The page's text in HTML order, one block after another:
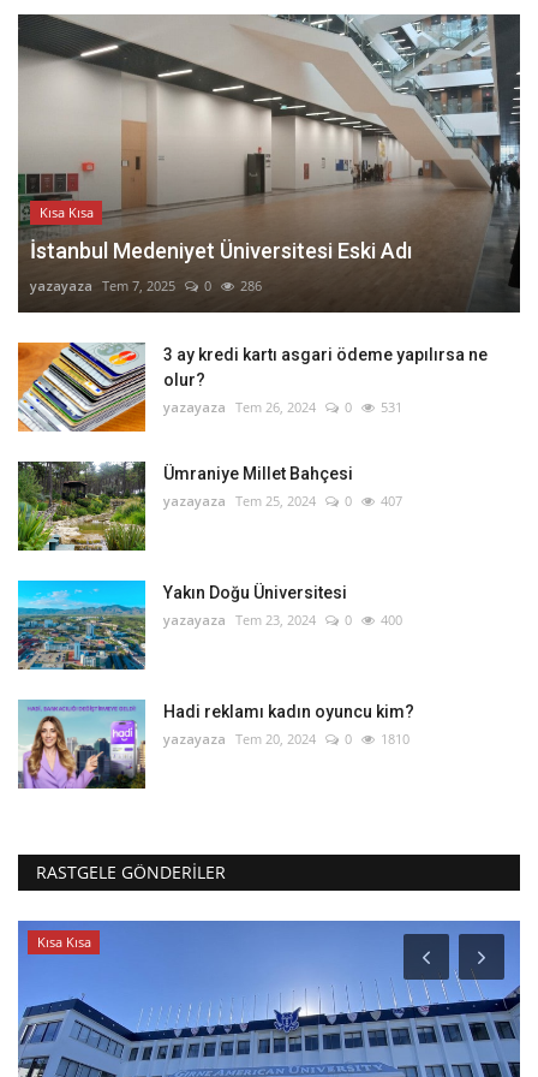
Kısa Kısa
İstanbul Medeniyet Üniversitesi Eski Adı
yazayaza Tem 7, 2025 0 286
3 ay kredi kartı asgari ödeme yapılırsa ne
olur?
yazayaza Tem 26, 2024 0 531
Ümraniye Millet Bahçesi
yazayaza Tem 25, 2024 0 407
Yakın Doğu Üniversitesi
yazayaza Tem 23, 2024 0 400
Hadi reklamı kadın oyuncu kim?
yazayaza Tem 20, 2024 0 1810
RASTGELE GÖNDERILER
Kısa Kısa